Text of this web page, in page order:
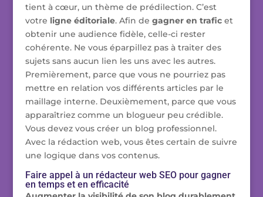
tient à cœur, un thème de prédilection. C’est
votre ligne éditoriale. Afin de gagner en traficet
obtenir une audience fidèle, celle-ci rester
cohérente. Ne vous éparpillez pas à traiter des
sujets sans aucun lien les uns avec les autres.
Premièrement, parce que vous ne pourriez pas
mettre en relation vos différents articles par le
maillage interne. Deuxièmement, parce que vous
apparaîtriez comme un blogueur peu crédible.
Vous devez vous créer un blog professionnel.
Avec la rédaction web, vous êtes certain de suivre
une logique dans vos contenus.
Faire appel à un rédacteur web SEO pour gagner
en temps et en efficacité